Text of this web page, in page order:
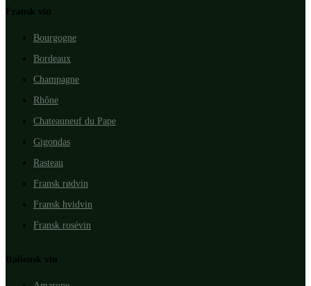
Fransk vin
Bourgogne
Bordeaux
Champagne
Rhône
Chateauneuf du Pape
Gigondas
Rasteau
Fransk rødvin
Fransk hvidvin
Fransk rosévin
Italiensk vin